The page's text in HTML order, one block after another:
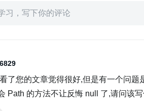
习，写下你的评论
了您的文章觉得很好,但是有一个问
Path 的方法不让反悔 null 了,请问该